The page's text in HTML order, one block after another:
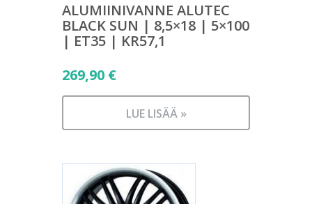
ALUMIINIVANNE ALUTEC
BLACK SUN | 8,5×18 | 5×100
| ET35 | KR57,1
269,90 €
LUE LISÄÄ »